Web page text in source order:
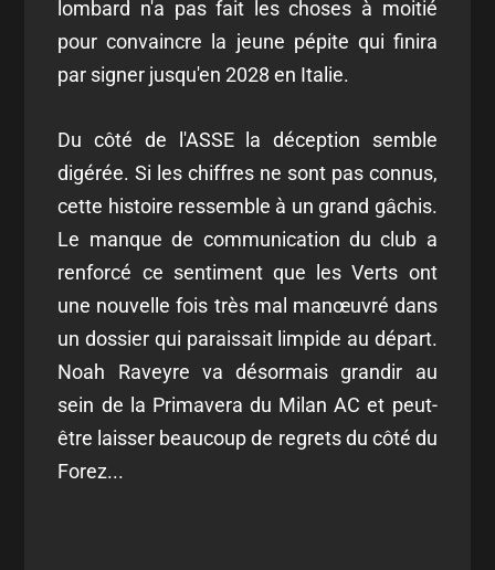
lombard n'a pas fait les choses à moitié
pour convaincre la jeune pépite qui finira
par signer jusqu'en 2028 en Italie.
Du côté de l'ASSE la déception semble
digérée. Si les chiffres ne sont pas connus,
cette histoire ressemble à un grand gâchis.
Le manque de communication du club a
renforcé ce sentiment que les Verts ont
une nouvelle fois très mal manœuvré dans
un dossier qui paraissait limpide au départ.
Noah Raveyre va désormais grandir au
sein de la Primavera du Milan AC et peut-
être laisser beaucoup de regrets du côté du
Forez...